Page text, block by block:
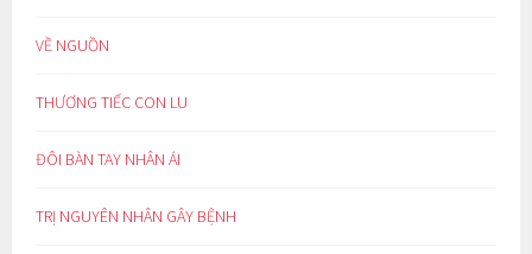
VỀ NGUỒN
THƯƠNG TIẾC CON LU
ĐÔI BÀN TAY NHÂN ÁI
TRỊ NGUYÊN NHÂN GÂY BỆNH